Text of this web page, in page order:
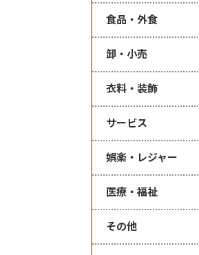
食品・外食
卸・小売
衣料・装飾
サービス
娯楽・レジャー
医療・福祉
その他